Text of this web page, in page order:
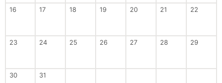
16 17 18 19 20 21 22
23 24 25 26 27 28 29
30 31